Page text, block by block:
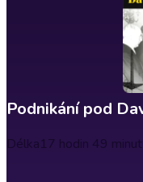
Podnikání pod
Délka17 hodin 49 minut